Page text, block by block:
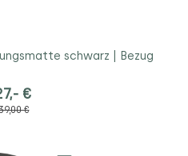
schwarz | Bezug
€
€